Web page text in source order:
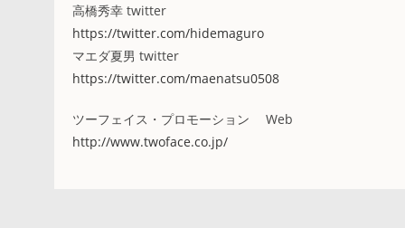
高橋秀幸 twitter
https://twitter.com/hidemaguro
マエダ夏男 twitter
https://twitter.com/maenatsu0508
ツーフェイス・プロモーション Web
http://www.twoface.co.jp/